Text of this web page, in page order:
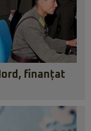
finanțat